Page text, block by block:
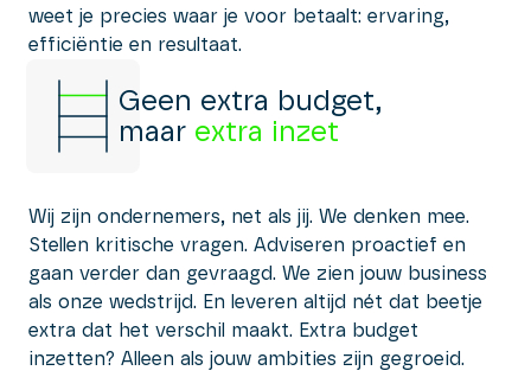
weet je precies waar je voor betaalt: ervaring,
efficiëntie en resultaat.
Geen extra budget,
maar extra inzet
Wij zijn ondernemers, net als jij. We denken mee.
Stellen kritische vragen. Adviseren proactief en
gaan verder dan gevraagd. We zien jouw business
als onze wedstrijd. En leveren altijd nét dat beetje
extra dat het verschil maakt. Extra budget
inzetten? Alleen als jouw ambities zijn gegroeid.